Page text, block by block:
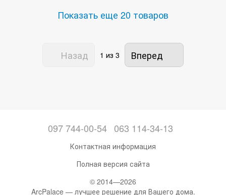
Показать еще 20 товаров
Назад 1 из 3 Вперед
097 744-00-54 063 114-34-13
Контактная информация
Полная версия сайта
© 2014—2026
ArcPalace — лучшее решение для Вашего дома.